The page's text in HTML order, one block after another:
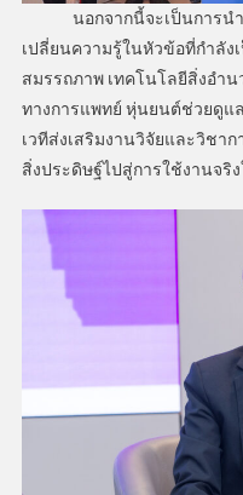
นอกจากนี้จะเป็นการนำเ
เปลี่ยนความรู้ในหัวข้อที่กำลั
สมรรถภาพ เทคโนโลยีสิ่งอำ
ทางการแพทย์ หุ่นยนต์ช่วยดูแ
เวทีส่งเสริมงานวิจัยและวิชา
สิ่งประดิษฐ์ไปสู่การใช้งานจริ